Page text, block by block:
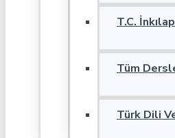
T.C.
Tüm
Türk Dili